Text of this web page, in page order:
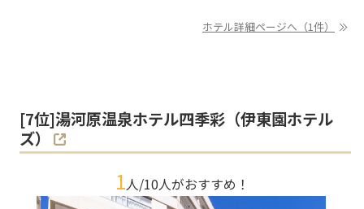
ホテル詳細ページへ（1件）
[7位]湯河原温泉ホテル四季彩（伊東園ホテル
ズ）
1人/10人がおすすめ！